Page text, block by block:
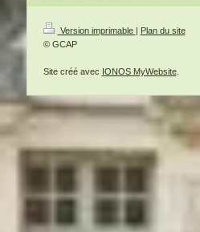
Version imprimable
Plan du site
© GCAP
Site créé avec IONOS MyWebsite.